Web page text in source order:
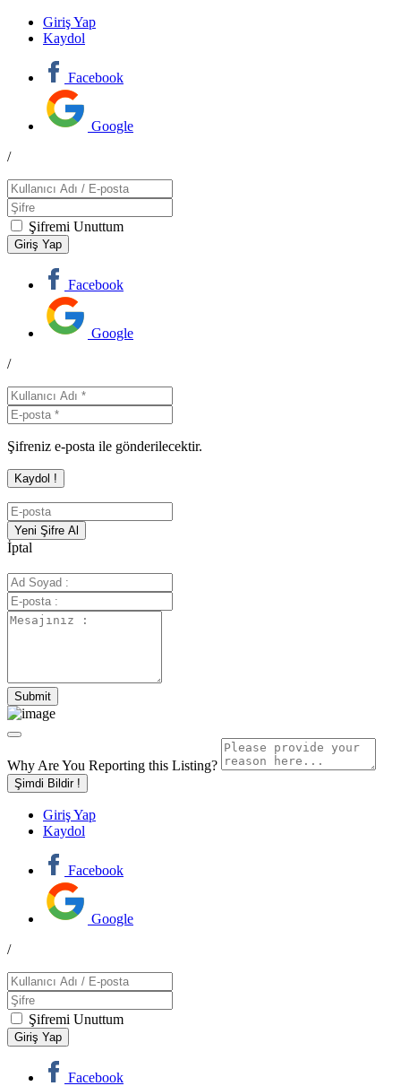
Giriş Yap
Kaydol
Facebook
Google
/
Şifremi Unuttum
Facebook
Google
/
Şifreniz e-posta ile gönderilecektir.
İptal
Why Are You Reporting this Listing?
Şimdi Bildir !
Giriş Yap
Kaydol
Facebook
Google
/
Şifremi Unuttum
Facebook